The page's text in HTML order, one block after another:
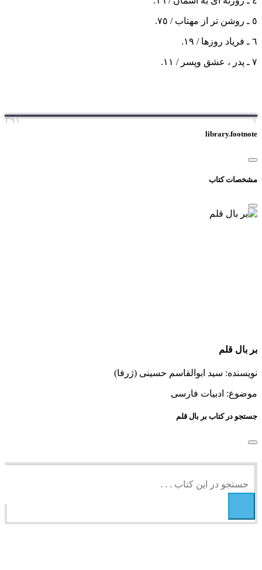
۳۹۱ ۱
library.footnote
مشخصات کتاب
بر بال قلم
نویسنده: سید ابوالقاسم حسینی (ژرفا)
موضوع: ادبیات فارسی
جستجو در کتاب بر بال قلم